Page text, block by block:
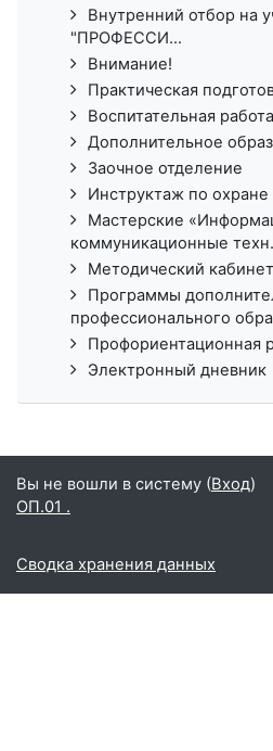
Внутренний отбор на
"ПРОФЕССИ...
Внимание!
Практическая
Воспитательная работа
Дополнительное
Заочное отделение
Инструктаж по охране
Мастерские
коммуникационные
Методический кабинет
Программы
профессионального
Профориентационная
Электронный дневник
Вы не вошли в систему (Вход)
ОП.01 .
Сводка хранения данных